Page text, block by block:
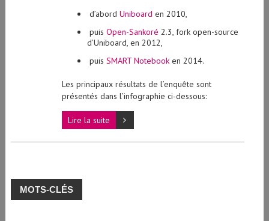
d’abordUniboarden 2010,
puisOpen-Sankoré 2.3, fork open-source
d’Uniboard, en 2012,
puisSMART Notebook en 2014.
Les principaux résultats de l’enquête sont
présentés dans l’infographie ci-dessous:
Lire la suite
MOTS-CLÉS